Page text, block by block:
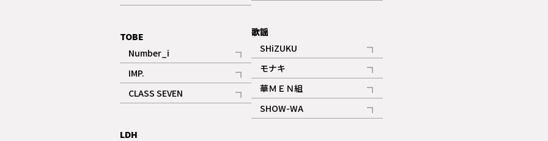
記事
TOBE
Number_i
記事
IMP.
記事
CLASS SEVEN
記事
LDH
記事
歌謡
SHiZUKU
記事
モナキ
記事
華ＭＥＮ組
記事
SHOW-WA
記事